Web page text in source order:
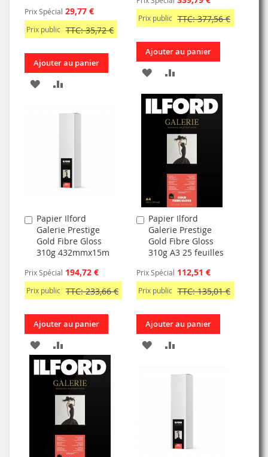
Prix Spécial 29,77 €
Prix public TTC: 35,72 €
Ajouter au panier
AJOUTER
D’ENVIE
Prix public TTC: 377,56 €
Ajouter au panier
AJOUTER
À
MA
LISTE
D’ENVIE
AU
COMPARATEUR
Papier Ilford
Galerie Prestige
Gold Fibre Gloss
310g 432mmx15m
Prix Spécial 194,72 €
Prix public TTC: 233,66 €
Ajouter
au
panier
Ajouter au panier
AJOUTER
MA
D’ENVIE
AU
COMPARATEUR
Papier Ilford
Galerie Prestige
Gold Fibre Gloss
310g A3 25 feuilles
Prix Spécial 112,51 €
Prix public TTC: 135,01 €
Ajouter
au
panier
Ajouter au panier
AJOUTER
D’ENVIE